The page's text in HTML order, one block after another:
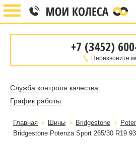
+7 (3452)
Перезвоните
Служба контроля качества:
График работы
Главная Шины Bridgestone
Bridgestone Potenza Sport 265/30 R19